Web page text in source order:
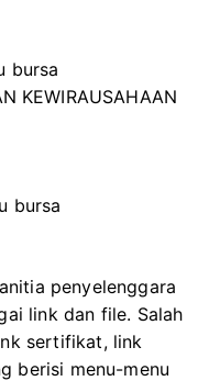
bursa
KEWIRAUSAHAAN
bursa
penyelenggara
link dan file. Salah
sertifikat, link
berisi menu-menu